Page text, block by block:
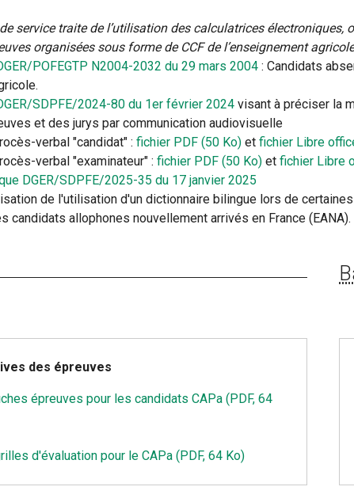
service traite de l’utilisation des calculatrices
organisées sous forme de CCF de l’enseignement
POFEGTP N2004-2032 du 29 mars 2004 : Candidats
SDPFE/2024-80 du 1er février 2024 visant à préciser la
et des jurys par communication audiovisuelle
verbal "candidat" : fichier PDF (50 Ko) et fichier Libre
verbal "examinateur" : fichier PDF (50 Ko) et fichier Libre
DGER/SDPFE/2025-35 du 17 janvier 2025
de l'utilisation d'un dictionnaire bilingue lors de
candidats allophones nouvellement arrivés en France (EANA).
des épreuves
épreuves pour les candidats CAPa (PDF, 64
d'évaluation pour le CAPa (PDF, 64 Ko)